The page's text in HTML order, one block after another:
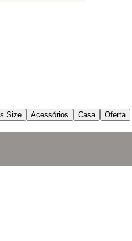
Size Acessórios Casa Oferta